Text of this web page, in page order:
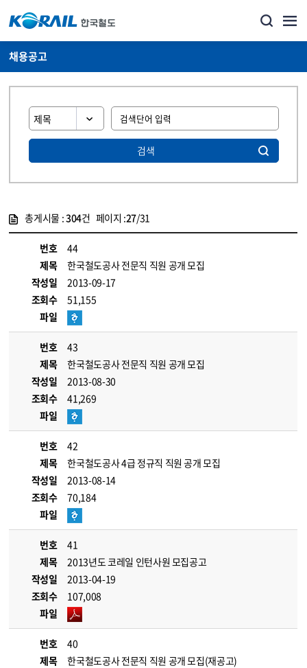
채용공고
검색
총게시물 :304건 페이지 :27/31
번호
44
제목
한국철도공사 전문직 직원 공개 모집
작성일
2013-09-17
조회수
51,155
파일
번호
43
제목
한국철도공사 전문직 직원 공개 모집
작성일
2013-08-30
조회수
41,269
파일
번호
42
제목
한국철도공사 4급 정규직 직원 공개 모집
작성일
2013-08-14
조회수
70,184
파일
번호
41
제목
2013년도 코레일 인턴사원 모집공고
작성일
2013-04-19
조회수
107,008
파일
번호
40
제목
한국철도공사 전문직 직원 공개 모집(재공고)